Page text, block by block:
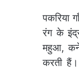
पकरिया
रंग के
महुआ,
करती